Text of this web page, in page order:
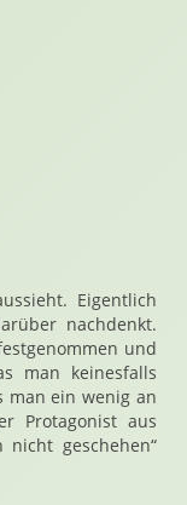
Eigentlich
nachdenkt.
und
man keinesfalls
man ein wenig an
Protagonist aus
geschehen“